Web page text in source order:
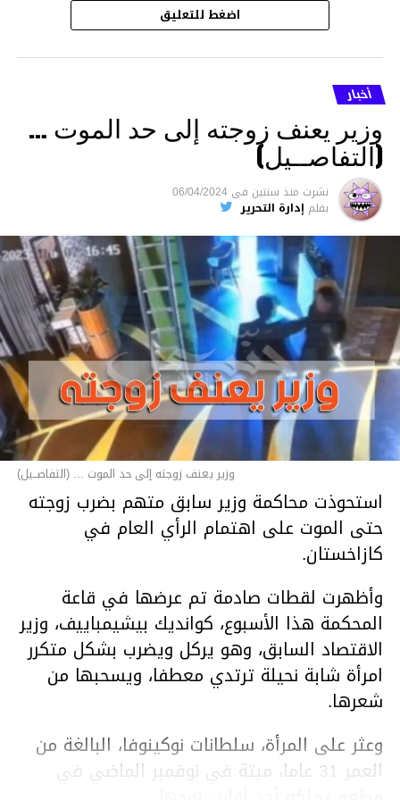
اضغط للتعليق
أخبار
وزير يعنف زوجته إلى حد الموت …
(التفاصــيل)
نشرت منذ سنتين فى 06/04/2024
بقلم إدارة التحرير
وزير يعنف زوجته إلى حد الموت ... (التفاصــيل)
استحوذت محاكمة وزير سابق متهم بضرب زوجته
حتى الموت على اهتمام الرأي العام في
كازاخستان.
وأظهرت لقطات صادمة تم عرضها في قاعة
المحكمة هذا الأسبوع، كوانديك بيشيمباييف، وزير
الاقتصاد السابق، وهو يركل ويضرب بشكل متكرر
امرأة شابة نحيلة ترتدي معطفا، ويسحبها من
شعرها.
وعثر على المرأة، سلطانات نوكينوفا، البالغة من
العمر 31 عاما، ميتة في نوفمبر الماضي في